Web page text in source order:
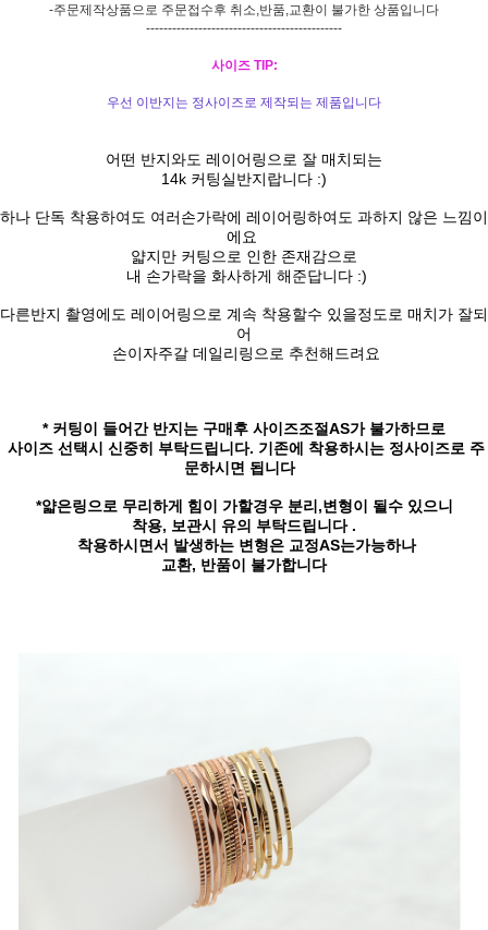
-주문제작상품으로 주문접수후 취소,반품,교환이 불가한 상품입니다
---------------------------------------------
사이즈 TIP:
우선 이반지는 정사이즈로 제작되는 제품입니다
어떤 반지와도 레이어링으로 잘 매치되는
14k 커팅실반지랍니다 :)
하나 단독 착용하여도 여러손가락에 레이어링하여도 과하지 않은 느낌이
에요
얇지만 커팅으로 인한 존재감으로
내 손가락을 화사하게 해준답니다 :)
다른반지 촬영에도 레이어링으로 계속 착용할수 있을정도로 매치가 잘되
어
손이자주갈 데일리링으로 추천해드려요
* 커팅이 들어간 반지는 구매후 사이즈조절AS가 불가하므로
사이즈 선택시 신중히 부탁드립니다. 기존에 착용하시는 정사이즈로 주
문하시면 됩니다
*얇은링으로 무리하게 힘이 가할경우 분리,변형이 될수 있으니
착용, 보관시 유의 부탁드립니다 .
착용하시면서 발생하는 변형은 교정AS는가능하나
교환, 반품이 불가합니다